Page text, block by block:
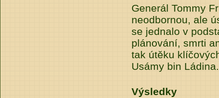
Generál Tommy
neodbornou, ale
se jednalo v
plánování, smrti
tak útěku
Usámy bin Ládina.
Výsledky